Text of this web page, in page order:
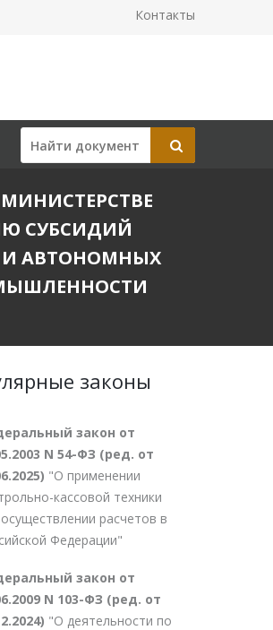
Контакты
СУБСИДИЙ
АВТОНОМНЫХ
законы
закон от
N 54-ФЗ (ред. от
"О применении
кассовой техники
расчетов в
Федерации"
закон от
N 103-ФЗ (ред. от
"О деятельности по